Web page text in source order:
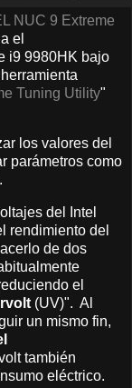
NUC 9 Extreme
el
i9 9980HK bajo
Tuning Utility"
los valores del
parámetros como
del Intel
rendimiento del
de dos
el
(UV)". Al
un mismo fin,
también
eléctrico.